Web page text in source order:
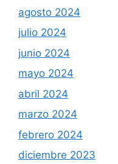
agosto 2024
julio 2024
junio 2024
mayo 2024
abril 2024
marzo 2024
febrero 2024
diciembre 2023